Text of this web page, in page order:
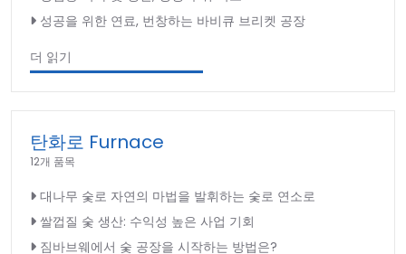
성공을 위한 연료, 번창하는 바비큐 브리켓 공장
더 읽기
탄화로 Furnace
12개 품목
대나무 숯로 자연의 마법을 발휘하는 숯로 연소로
쌀껍질 숯 생산: 수익성 높은 사업 기회
짐바브웨에서 숯 공장을 시작하는 방법은?